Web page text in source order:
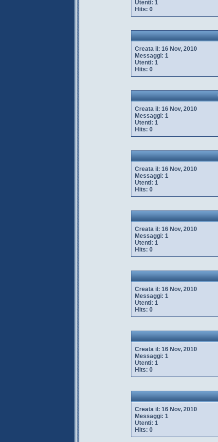
Utenti: 1
Hits: 0
Creata il: 16 Nov, 2010
Messaggi: 1
Utenti: 1
Hits: 0
Creata il: 16 Nov, 2010
Messaggi: 1
Utenti: 1
Hits: 0
Creata il: 16 Nov, 2010
Messaggi: 1
Utenti: 1
Hits: 0
Creata il: 16 Nov, 2010
Messaggi: 1
Utenti: 1
Hits: 0
Creata il: 16 Nov, 2010
Messaggi: 1
Utenti: 1
Hits: 0
Creata il: 16 Nov, 2010
Messaggi: 1
Utenti: 1
Hits: 0
Creata il: 16 Nov, 2010
Messaggi: 1
Utenti: 1
Hits: 0